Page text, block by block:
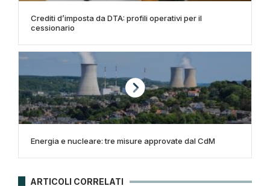
Crediti d’imposta da DTA: profili operativi per il
cessionario
Energia e nucleare: tre misure approvate dal CdM
ARTICOLI CORRELATI